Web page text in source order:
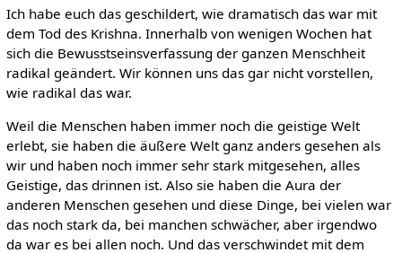
Ich habe euch das geschildert, wie dramatisch das war mit
dem Tod des Krishna. Innerhalb von wenigen Wochen hat
sich die Bewusstseinsverfassung der ganzen Menschheit
radikal geändert. Wir können uns das gar nicht vorstellen,
wie radikal das war.
Weil die Menschen haben immer noch die geistige Welt
erlebt, sie haben die äußere Welt ganz anders gesehen als
wir und haben noch immer sehr stark mitgesehen, alles
Geistige, das drinnen ist. Also sie haben die Aura der
anderen Menschen gesehen und diese Dinge, bei vielen war
das noch stark da, bei manchen schwächer, aber irgendwo
da war es bei allen noch. Und das verschwindet mit dem